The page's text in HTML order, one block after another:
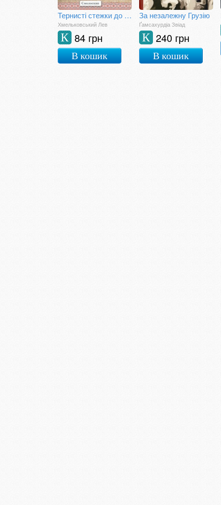
Тернисті стежки до Америки
Хмельковський Лев
84 грн
К
В кошик
За незалежну Грузію
Ґамсахурдіа Звіад
240 грн
К
В кошик